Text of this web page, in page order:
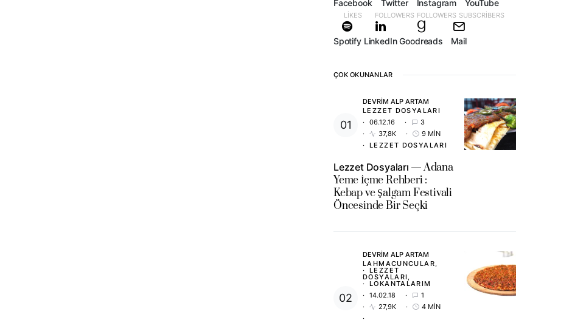
Facebook
LIKES
Twitter
FOLLOWERS
Instagram
FOLLOWERS
YouTube
SUBSCRIBERS
Spotify LinkedIn Goodreads Mail
ÇOK OKUNANLAR
DEVRIM ALP ARTAM
LEZZET DOSYALARI
06.12.16
3
37,8K
9 MIN
LEZZET DOSYALARI
Lezzet Dosyaları
Adana
Yeme İçme Rehberi :
Kebap ve Şalgam Festivali
Öncesinde Bir Seçki
DEVRIM ALP ARTAM
LAHMACUNCULAR
LEZZET
DOSYALARI
LOKANTALARIM
14.02.18
1
27,9K
4 MIN